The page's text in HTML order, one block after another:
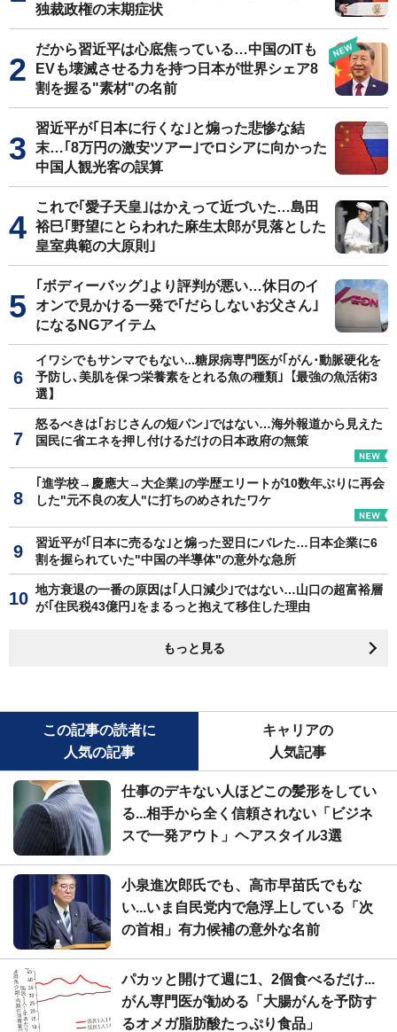
独裁政権の末期症状
だから習近平は心底焦っている…中国のITも
EVも壊滅させる力を持つ日本が世界シェア8
割を握る"素材"の名前
習近平が｢日本に行くな｣と煽った悲惨な結
末…｢8万円の激安ツアー｣でロシアに向かった
中国人観光客の誤算
これで｢愛子天皇｣はかえって近づいた…島田
裕巳｢野望にとらわれた麻生太郎が見落とした
皇室典範の大原則｣
｢ボディーバッグ｣より評判が悪い…休日のイ
オンで見かける一発で｢だらしないお父さん｣
になるNGアイテム
イワシでもサンマでもない...糖尿病専門医が｢がん･動脈硬化を
予防し､美肌を保つ栄養素をとれる魚の種類｣【最強の魚活術3
選】
怒るべきは｢おじさんの短パン｣ではない…海外報道から見えた
国民に省エネを押し付けるだけの日本政府の無策
｢進学校→慶應大→大企業｣の学歴エリートが10数年ぶりに再会
した"元不良の友人"に打ちのめされたワケ
習近平が｢日本に売るな｣と煽った翌日にバレた…日本企業に6
割を握られていた"中国の半導体"の意外な急所
地方衰退の一番の原因は｢人口減少｣ではない…山口の超富裕層
が｢住民税43億円｣をまるっと抱えて移住した理由
もっと見る
この記事の読者に
人気の記事
キャリアの
人気記事
仕事のデキない人ほどこの髪形をしてい
る...相手から全く信頼されない「ビジネ
スで一発アウト」ヘアスタイル3選
小泉進次郎氏でも、高市早苗氏でもな
い...いま自民党内で急浮上している「次
の首相」有力候補の意外な名前
パカッと開けて週に1、2個食べるだけ...
がん専門医が勧める「大腸がんを予防す
るオメガ脂肪酸たっぷり食品」